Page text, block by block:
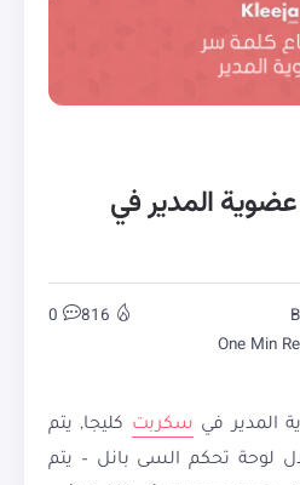
المدير في
816
0
المدير في سكربت كليجا, يتم
لوحة تحكم السى بانل – يتم